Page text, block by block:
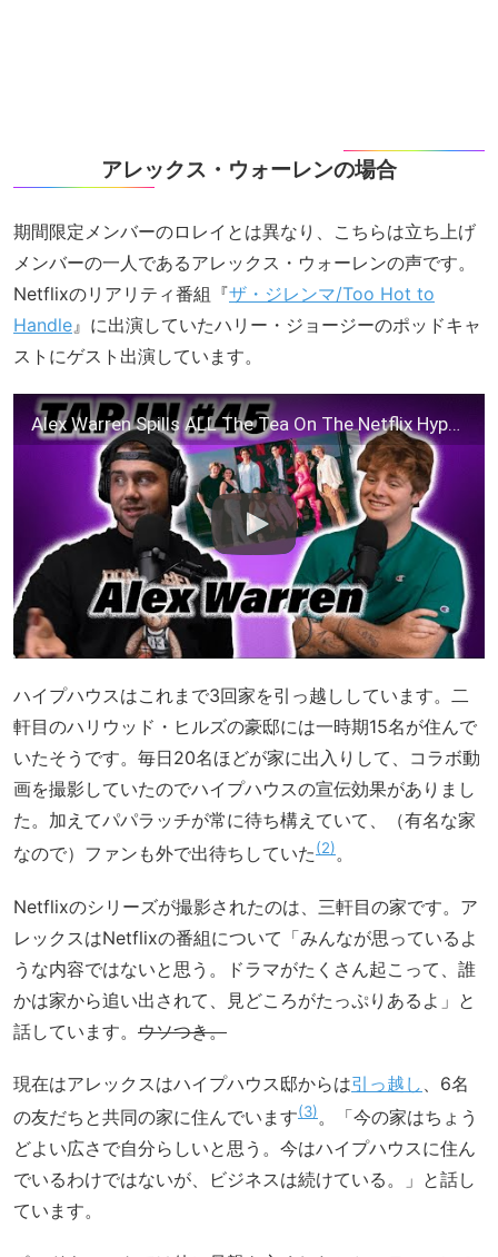
アレックス・ウォーレンの場合
期間限定メンバーのロレイとは異なり、こちらは立ち上げ
メンバーの一人であるアレックス・ウォーレンの声です。
Netflixのリアリティ番組『ザ・ジレンマ/Too Hot to
Handle』に出演していたハリー・ジョージーのポッドキャ
ストにゲスト出演しています。
Alex Warren Spills ALL The Tea On The Netflix Hype House Show!! | Tap In W/ Harry Jowsey
ハイプハウスはこれまで3回家を引っ越ししています。二
軒目のハリウッド・ヒルズの豪邸には一時期15名が住んで
いたそうです。毎日20名ほどが家に出入りして、コラボ動
画を撮影していたのでハイプハウスの宣伝効果がありまし
た。加えてパパラッチが常に待ち構えていて、（有名な家
なので）ファンも外で出待ちしていた 2 。
Netflixのシリーズが撮影されたのは、三軒目の家です。ア
レックスはNetflixの番組について「みんなが思っているよ
うな内容ではないと思う。ドラマがたくさん起こって、誰
かは家から追い出されて、見どころがたっぷりあるよ」と
話しています。 ウソつき。
現在はアレックスはハイプハウス邸からは引っ越し 、6名
の友だちと共同の家に住んでいます 3 。「今の家はちょう
どよい広さで自分らしいと思う。今はハイプハウスに住ん
でいるわけではないが、ビジネスは続けている。」と話し
ています。